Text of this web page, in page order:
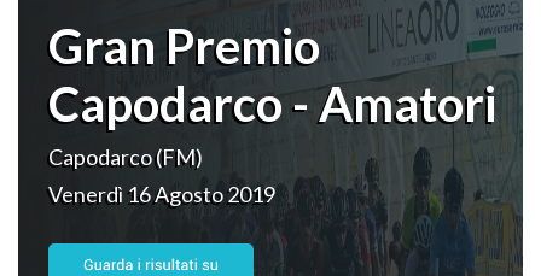
Gran Premio
Capodarco - Amatori
Capodarco (FM)
Venerdì 16 Agosto 2019